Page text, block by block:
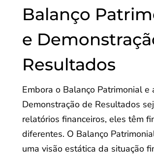
Balanço
e
Resultados
Embora o Balanço Patrimonial e
Demonstração de Resultados
relatórios financeiros, eles têm
diferentes. O Balanço
uma visão estática da situação